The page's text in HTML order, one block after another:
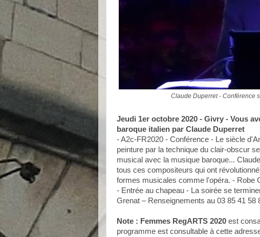
Claude Duperret - Conférence
Jeudi 1er octobre 2020 - Givry - Vous
baroque italien par Claude Duperret
- A2c-FR2020 - Conférence - Le siècle
peinture par la technique du clair-obscur
musical avec la musique baroque...
tous ces compositeurs qui ont
formes musicales comme l'opéra. - Robe
- Entrée au chapeau - La soirée se
Grenat – Renseignements au 03 85 41 58
Note : Femmes RegARTS 2020 est
programme est consultable à cette